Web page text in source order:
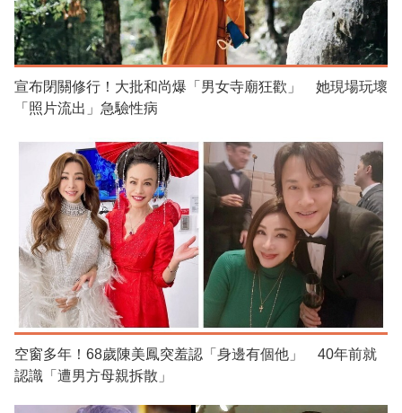
宣布閉關修行！大批和尚爆「男女寺廟狂歡」 她現場玩壞
「照片流出」急驗性病
空窗多年！68歲陳美鳳突羞認「身邊有個他」 40年前就
認識「遭男方母親拆散」